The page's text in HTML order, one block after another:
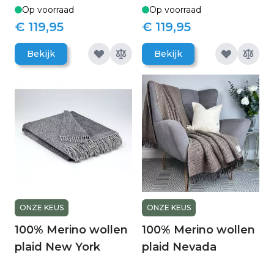
Op voorraad
€ 119,95
Bekijk
Op voorraad
€ 119,95
Bekijk
ONZE KEUS
100% Merino wollen
plaid New York
ONZE KEUS
100% Merino wollen
plaid Nevada